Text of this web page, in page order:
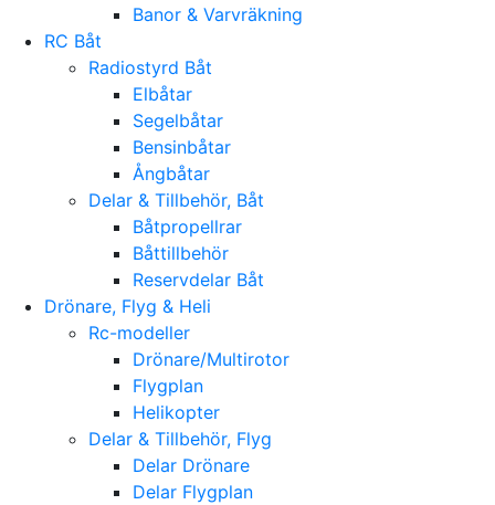
Banor & Varvräkning
RC Båt
Radiostyrd Båt
Elbåtar
Segelbåtar
Bensinbåtar
Ångbåtar
Delar & Tillbehör, Båt
Båtpropellrar
Båttillbehör
Reservdelar Båt
Drönare, Flyg & Heli
Rc-modeller
Drönare/Multirotor
Flygplan
Helikopter
Delar & Tillbehör, Flyg
Delar Drönare
Delar Flygplan